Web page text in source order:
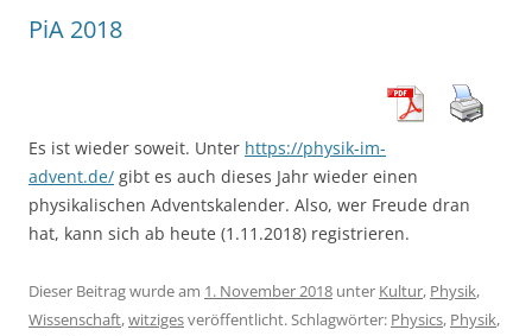
PiA 2018
Es ist wieder soweit. Unter https://physik-im-
advent.de/ gibt es auch dieses Jahr wieder einen
physikalischen Adventskalender. Also, wer Freude dran
hat, kann sich ab heute (1.11.2018) registrieren.
Dieser Beitrag wurde am 1. November 2018 unter Kultur, Physik,
Wissenschaft,witzigesveröffentlicht. Schlagwörter: Physics, Physik,